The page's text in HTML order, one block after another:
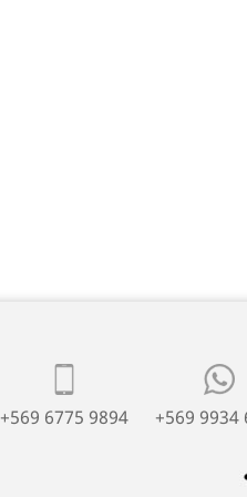
+569 6775 9894 +569 9934